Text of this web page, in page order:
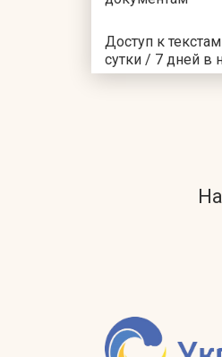
Доступ к
сутки / 7 дней в